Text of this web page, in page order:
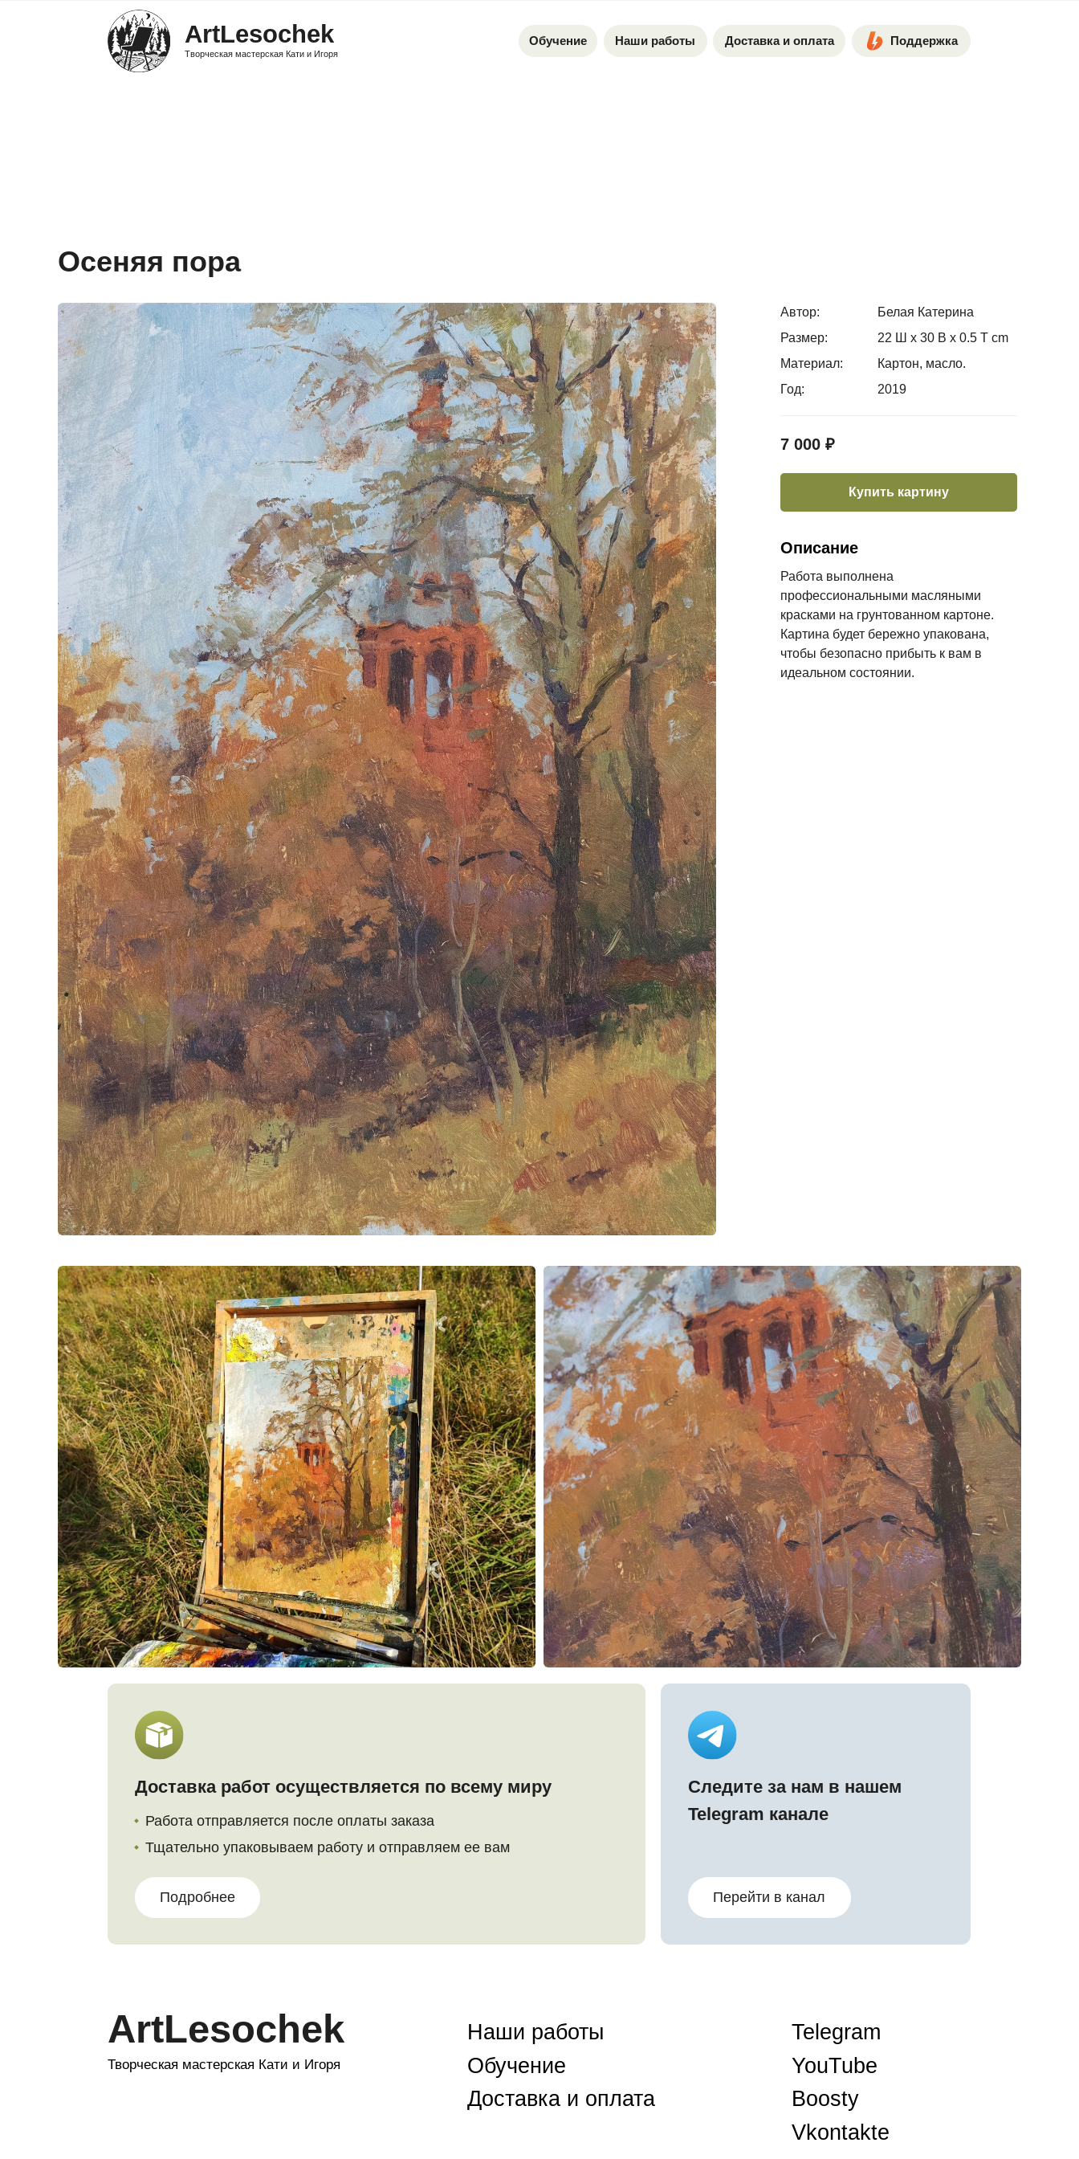
Наши работы
Обучение Доставка и оплата Поддержка
ArtLesochek
Творческая мастерская Кати и Игоря
Осеняя пора
Размер:
22 Ш x 30 В x 0.5 Т cm
Материал:
Картон, масло.
Год:
2019
Автор: Белая Катерина
Работа выполнена
профессиональными масляными
красками на грунтованном картоне.
Картина будет бережно упакована,
чтобы безопасно прибыть к вам в
идеальном состоянии.
Описание
Купить картину
7 000 ₽
Доставка работ осуществляется по всему миру
Работа отправляется после оплаты заказа
Тщательно упаковываем работу и отправляем ее вам
Следите за нам в нашем
Telegram канале
Перейти в канал
ArtLesochek
Творческая мастерская Кати и Игоря
Времена года
Наши работы
Обучение
Telegram
Boosty
Vkontakte